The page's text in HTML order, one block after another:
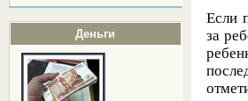
Деньги
Если
за